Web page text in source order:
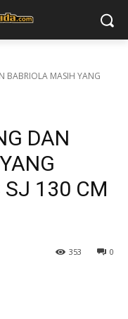
BABRIOLA MASIH YANG
DAN
SJ 130 CM
0
353